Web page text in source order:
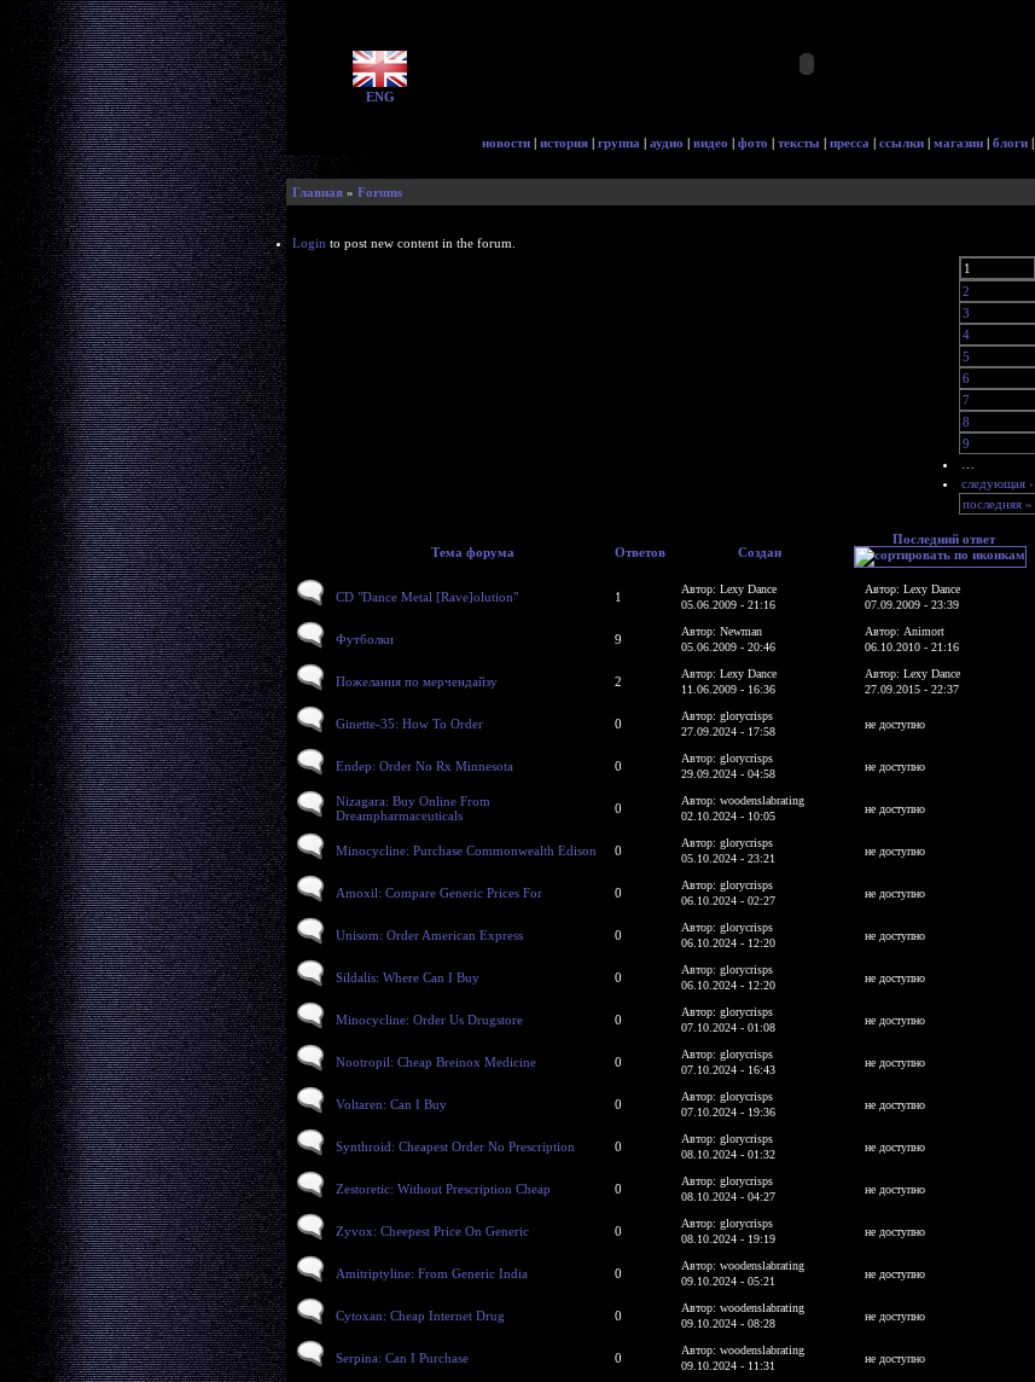
ENG
новости | история | группа | аудио | видео | фото | тексты | пресса | ссылки | магазин | блоги |
Главная » Forums
Login to post new content in the forum.
1
2
3
4
5
6
7
8
9
следующая ›
последняя »
Тема форума Ответов Создан
Последний ответ
CD "Dance Metal [Rave]olution" 1
Автор: Lexy Dance
05.06.2009 - 21:16
Автор: Lexy Dance
07.09.2009 - 23:39
Футболки 9
Автор: Newman
05.06.2009 - 20:46
Автор: Animort
06.10.2010 - 21:16
Пожелания по мерчендайзу 2
Автор: Lexy Dance
11.06.2009 - 16:36
Автор: Lexy Dance
27.09.2015 - 22:37
Ginette-35: How To Order 0
Автор: glorycrisps
27.09.2024 - 17:58
не доступно
Endep: Order No Rx Minnesota 0
Автор: glorycrisps
29.09.2024 - 04:58
не доступно
Nizagara: Buy Online From
Dreampharmaceuticals
0
Автор: woodenslabrating
02.10.2024 - 10:05
не доступно
Minocycline: Purchase Commonwealth Edison 0
Автор: glorycrisps
05.10.2024 - 23:21
не доступно
Amoxil: Compare Generic Prices For 0
Автор: glorycrisps
06.10.2024 - 02:27
не доступно
Unisom: Order American Express 0
Автор: glorycrisps
06.10.2024 - 12:20
не доступно
Sildalis: Where Can I Buy 0
Автор: glorycrisps
06.10.2024 - 12:20
не доступно
Minocycline: Order Us Drugstore 0
Автор: glorycrisps
07.10.2024 - 01:08
не доступно
Nootropil: Cheap Breinox Medicine 0
Автор: glorycrisps
07.10.2024 - 16:43
не доступно
Voltaren: Can I Buy 0
Автор: glorycrisps
07.10.2024 - 19:36
не доступно
Synthroid: Cheapest Order No Prescription 0
Автор: glorycrisps
08.10.2024 - 01:32
не доступно
Zestoretic: Without Prescription Cheap 0
Автор: glorycrisps
08.10.2024 - 04:27
не доступно
Zyvox: Cheepest Price On Generic 0
Автор: glorycrisps
08.10.2024 - 19:19
не доступно
Amitriptyline: From Generic India 0
Автор: woodenslabrating
09.10.2024 - 05:21
не доступно
Cytoxan: Cheap Internet Drug 0
Автор: woodenslabrating
09.10.2024 - 08:28
не доступно
Serpina: Can I Purchase 0
Автор: woodenslabrating
09.10.2024 - 11:31
не доступно